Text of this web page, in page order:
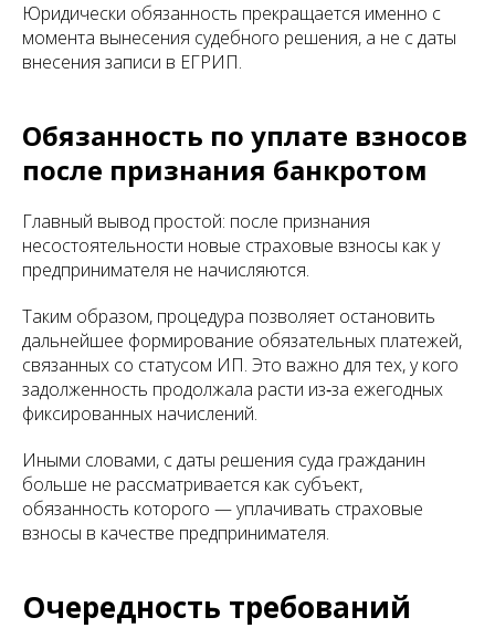
Юридически обязанность прекращается именно с
момента вынесения судебного решения, а не с даты
внесения записи в ЕГРИП.
Обязанность по уплате взносов
после признания банкротом
Главный вывод простой: после признания
несостоятельности новые страховые взносы как у
предпринимателя не начисляются.
Таким образом, процедура позволяет остановить
дальнейшее формирование обязательных платежей,
связанных со статусом ИП. Это важно для тех, у кого
задолженность продолжала расти из‑за ежегодных
фиксированных начислений.
Иными словами, с даты решения суда гражданин
больше не рассматривается как субъект,
обязанность которого — уплачивать страховые
взносы в качестве предпринимателя.
Очередность требований